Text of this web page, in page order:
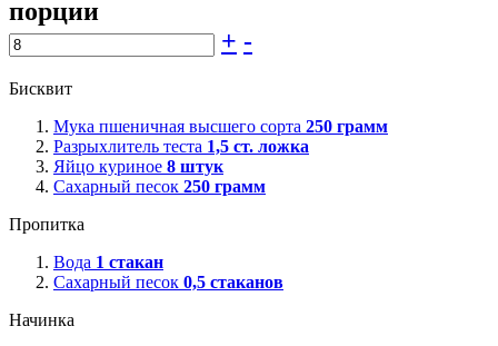
порции
+ -
Бисквит
Мука пшеничная высшего сорта 250 грамм
Разрыхлитель теста 1,5 ст. ложка
Яйцо куриное 8 штук
Сахарный песок 250 грамм
Пропитка
Вода 1 стакан
Сахарный песок 0,5 стаканов
Начинка